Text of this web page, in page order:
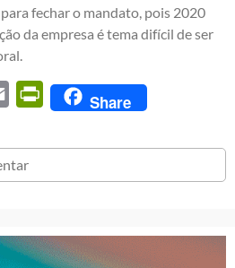
fechar o mandato, pois 2020
da empresa é tema difícil de ser
Email PrintFriendly
Share